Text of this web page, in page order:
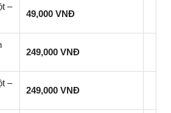
–
49,000 VNĐ
249,000 VNĐ
–
249,000 VNĐ